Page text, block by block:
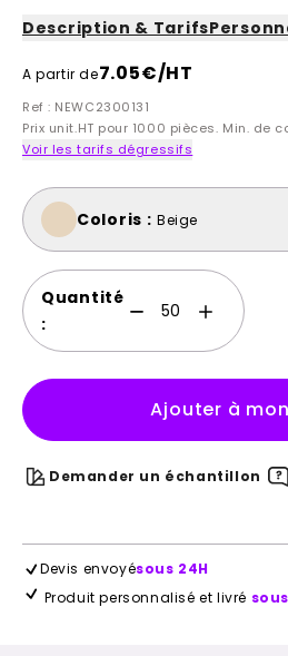
Description & Tarifs
A partir de7.05€/HT
Ref : NEWC2300131
Prix unit.HT pour 1000 pièces. Min. de
Voir les tarifs dégressifs
Coloris : Beige
Quantité
:
Ajouter à
Demander un échantillon
Devis envoyésous 24H
Produit personnalisé et livré